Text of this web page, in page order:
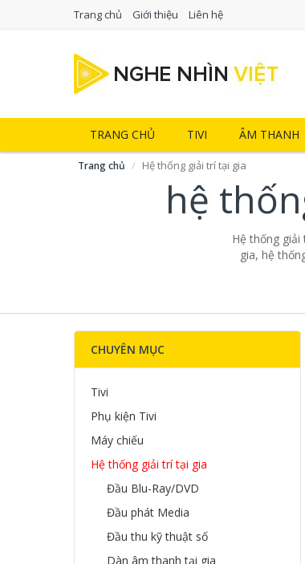
Trang chủ Giới thiệu Liên hệ
TRANG CHỦ TIVI ÂM THANH
Trang chủ Hệ thống giải trí tại gia
hệ
Hệ thống
gia, hệ
CHUYÊN MỤC
Tivi
Phụ kiện Tivi
Máy chiếu
Hệ thống giải trí tại gia
Đầu Blu-Ray/DVD
Đầu phát Media
Đầu thu kỹ thuật số
Dàn âm thanh tại gia